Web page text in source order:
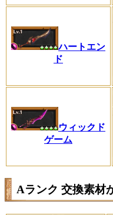
ハートエン
ド
ウィックド
ゲーム
Aランク 交換素材